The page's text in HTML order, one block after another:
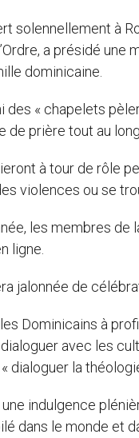
solennellement à
a présidé
dominicaine.
des « chapelets
de prière tout au long
à tour de rôle
violences ou se
les membres
ligne.
jalonnée de
Dominicains à
avec les
dialoguer la
indulgence
dans le monde et